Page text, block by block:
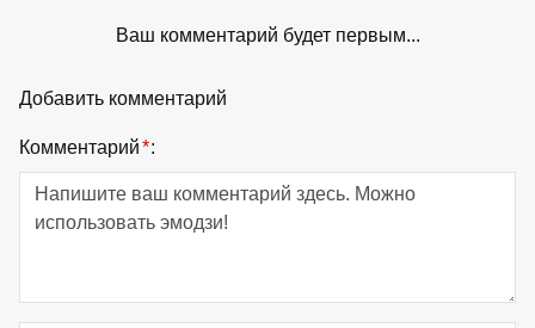
Ваш комментарий будет первым...
Добавить комментарий
Комментарий*: